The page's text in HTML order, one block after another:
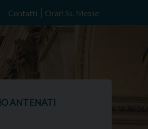
Contatti Orari Ss. Messe
ANTENATI